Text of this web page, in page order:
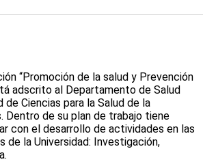
“Promoción de la salud y Prevención
adscrito al Departamento de Salud
Ciencias para la Salud de la
Dentro de su plan de trabajo tiene
con el desarrollo de actividades en las
de la Universidad: Investigación,